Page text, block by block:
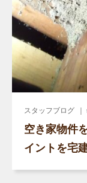
スタッフブログ
空き家物件
イントを宅